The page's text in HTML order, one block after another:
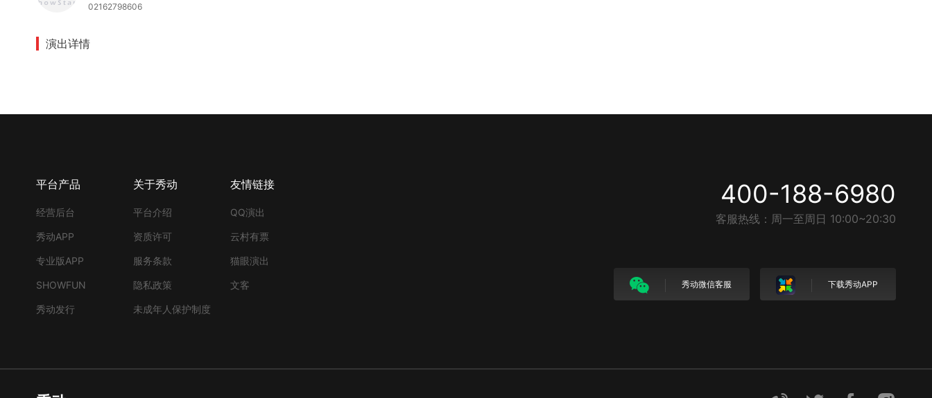
02162798606
演出详情
平台产品
经营后台
秀动APP
专业版APP
SHOWFUN
秀动发行
关于秀动
平台介绍
资质许可
服务条款
隐私政策
未成年人保护制度
友情链接
QQ演出
云村有票
猫眼演出
文客
400-188-6980
客服热线：周一至周日 10:00~20:30
秀动微信客服 下载秀动APP